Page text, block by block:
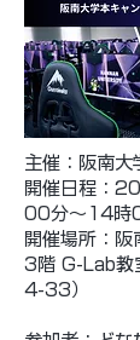
主催： 阪南大
開催日程：
00分～14時
開催場所：
3階 G-Lab教
4-33）